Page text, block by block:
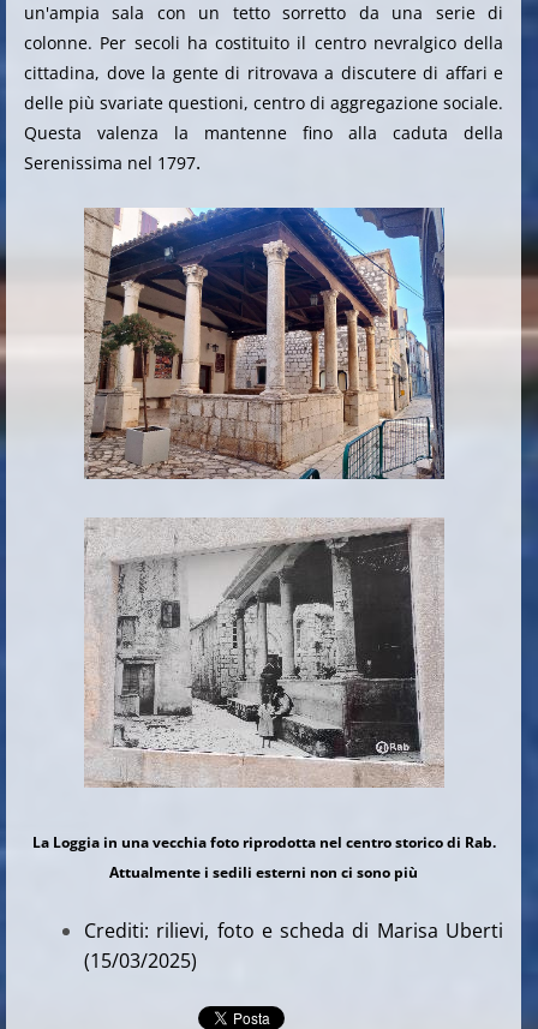
un'ampia sala con un tetto sorretto da una serie di
colonne. Per secoli ha costituito il centro nevralgico della
cittadina, dove la gente di ritrovava a discutere di affari e
delle più svariate questioni, centro di aggregazione sociale.
Questa valenza la mantenne fino alla caduta della
Serenissima nel 1797.
La Loggia in una vecchia foto riprodotta nel centro storico di Rab.
Attualmente i sedili esterni non ci sono più
Crediti: rilievi, foto e scheda di Marisa Uberti
(15/03/2025)